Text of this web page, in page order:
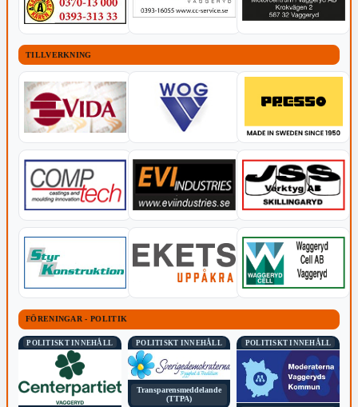
TILLVERKNING
FÖRENINGAR - POLITIK
POLITISKT INNEHÅLL POLITISKT INNEHÅLL
Transparensmeddelande
(TTPA)
POLITISKT INNEHÅLL